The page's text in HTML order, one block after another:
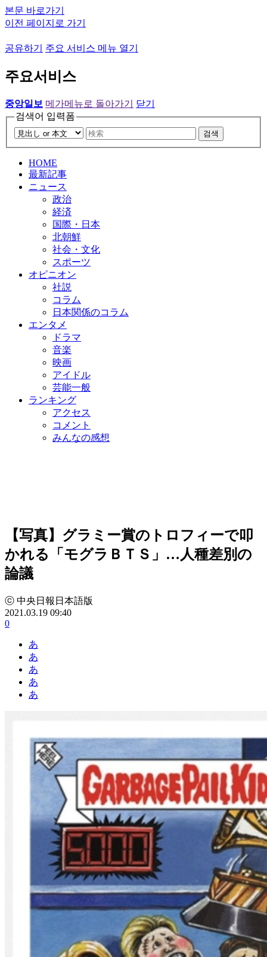
본문 바로가기
이전 페이지로 가기
공유하기 주요 서비스 메뉴 열기
주요서비스
중앙일보 메가메뉴로 돌아가기
닫기
검색어 입력폼
검색
HOME
最新記事
ニュース
政治
経済
国際・日本
北朝鮮
社会・文化
スポーツ
オピニオン
社説
コラム
日本関係のコラム
エンタメ
ドラマ
音楽
映画
アイドル
芸能一般
ランキング
アクセス
コメント
みんなの感想
【写真】グラミー賞のトロフィーで叩
かれる「モグラＢＴＳ」…人種差別の
論議
ⓒ 中央日報日本語版
2021.03.19 09:40
0
あ
あ
あ
あ
あ